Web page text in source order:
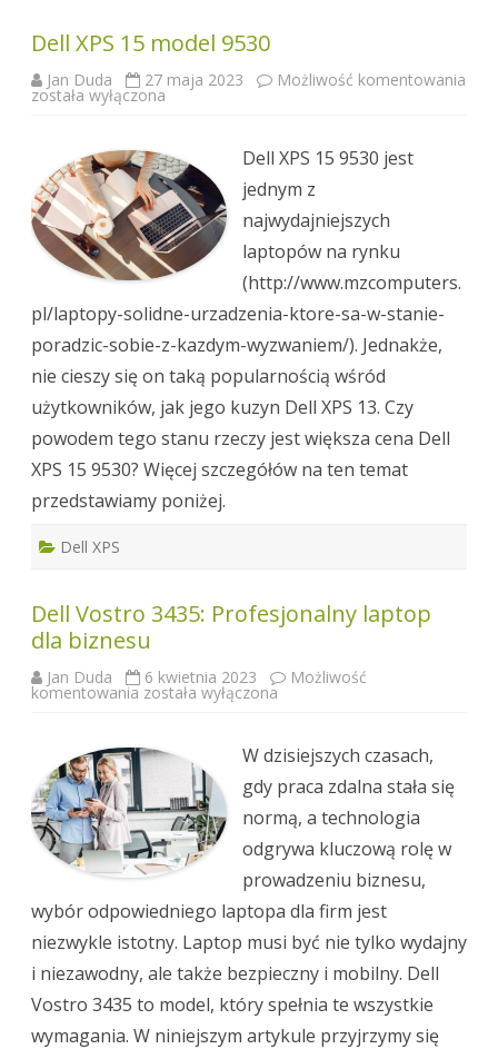
Dell XPS 15 model 9530
Jan Duda 27 maja 2023 Możliwość komentowania
Dell
została wyłączona
Dell XPS 15 9530 jest
jednym z
najwydajniejszych
laptopów na rynku
(http://www.mzcomputers.
pl/laptopy-solidne-urzadzenia-ktore-sa-w-stanie-
poradzic-sobie-z-kazdym-wyzwaniem/). Jednakże,
nie cieszy się on taką popularnością wśród
użytkowników, jak jego kuzyn Dell XPS 13. Czy
powodem tego stanu rzeczy jest większa cena Dell
XPS 15 9530? Więcej szczegółów na ten temat
przedstawiamy poniżej.
Dell XPS
Dell Vostro 3435: Profesjonalny laptop
dla biznesu
Jan Duda 6 kwietnia 2023 Możliwość
komentowania Dell
laptop
biznesu
została wyłączona
W dzisiejszych czasach,
gdy praca zdalna stała się
normą, a technologia
odgrywa kluczową rolę w
prowadzeniu biznesu,
wybór odpowiedniego laptopa dla firm jest
niezwykle istotny. Laptop musi być nie tylko wydajny
i niezawodny, ale także bezpieczny i mobilny. Dell
Vostro 3435 to model, który spełnia te wszystkie
wymagania. W niniejszym artykule przyjrzymy się